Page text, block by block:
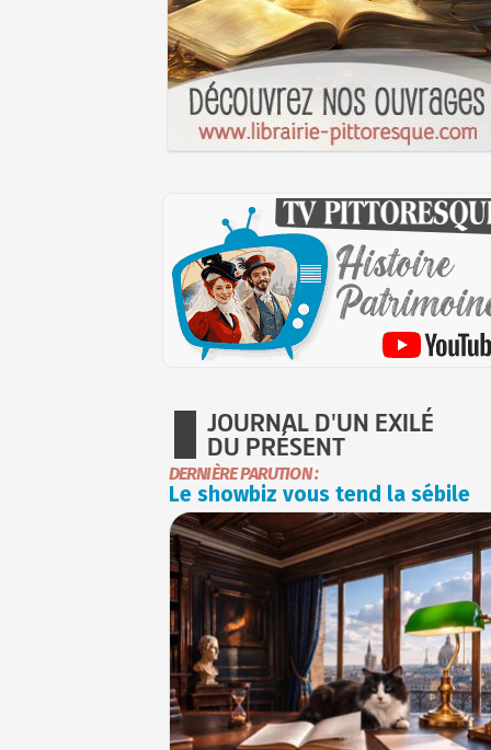
JOURNAL D'UN EXILÉ
DU PRÉSENT
DERNIÈRE PARUTION :
Le showbiz vous tend la sébile